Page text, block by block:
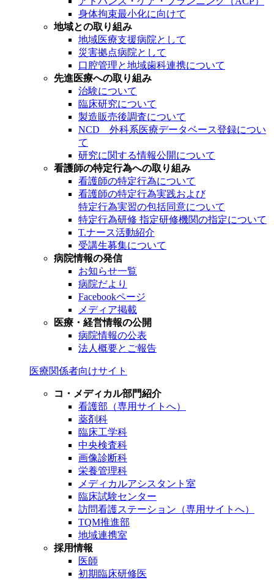
身体拘束最小化に向けて
地域との取り組み
地域医療支援病院として
災害拠点病院として
口腔管理と地域歯科連携について
先進医療への取り組み
治験について
臨床研究について
製造販売後調査について
NCD 外科系医療データベース登録につい
て
研究に関する情報公開について
看護師の特定行為への取り組み
看護師の特定行為について
看護師の特定行為実践および
特定行為実習の包括同意について
特定行為研修 指定研修機関の指定について
T.ナース活動紹介
受講生募集について
病院情報の発信
お知らせ一覧
病院だより
Facebookページ
メディア掲載
医療・経営情報の公開
病院情報の公表
法人概要とご報告
医療関係者向けサイト
コ・メディカル部門紹介
看護部（専用サイトへ）
薬剤科
臨床工学科
中央検査科
画像診断科
栄養管理科
メディカルアシスタント室
臨床試験センター
訪問看護ステーション（専用サイトへ）
TQM推進部
地域連携室
採用情報
医師
初期臨床研修医